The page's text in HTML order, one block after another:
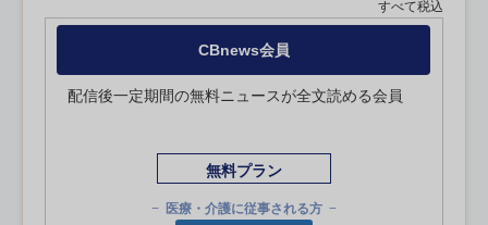
すべて税込
CBnews会員
配信後一定期間の無料ニュースが全文読める会員
無料プラン
医療・介護に従事される方